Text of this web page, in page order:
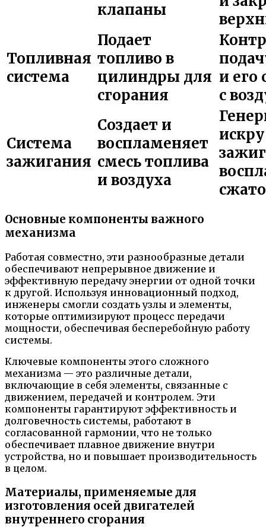
клапаны
Топливная
система
Подает
топливо в
цилиндры для
сгорания
и его
с
Система
зажигания
Создает и
воспламеняет
смесь топлива
и воздуха
Основные компоненты важного
механизма
Работая совместно, эти разнообразные детали
обеспечивают непрерывное движение и
эффективную передачу энергии от одной точки
к другой. Используя инновационный подход,
инженеры смогли создать узлы и элементы,
которые оптимизируют процесс передачи
мощности, обеспечивая бесперебойную работу
системы.
Ключевые компоненты этого сложного
механизма — это различные детали,
включающие в себя элементы, связанные с
движением, передачей и контролем. Эти
компоненты гарантируют эффективность и
долговечность системы, работают в
согласованной гармонии, что не только
обеспечивает плавное движение внутри
устройства, но и повышает производительность
в целом.
Материалы, применяемые для
изготовления осей двигателей
внутреннего сгорания